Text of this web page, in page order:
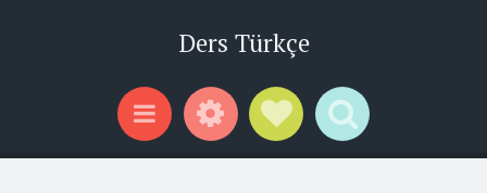
Ders Türkçe
Menu WidgetsSocial Links
Search